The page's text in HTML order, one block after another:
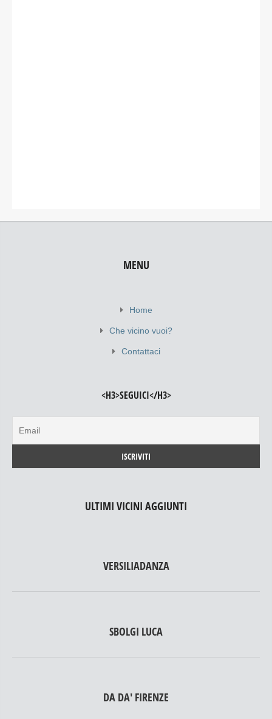
MENU
Home
Che vicino vuoi?
Contattaci
<H3>SEGUICI</H3>
ULTIMI VICINI AGGIUNTI
VERSILIADANZA
SBOLGI LUCA
DA DA' FIRENZE